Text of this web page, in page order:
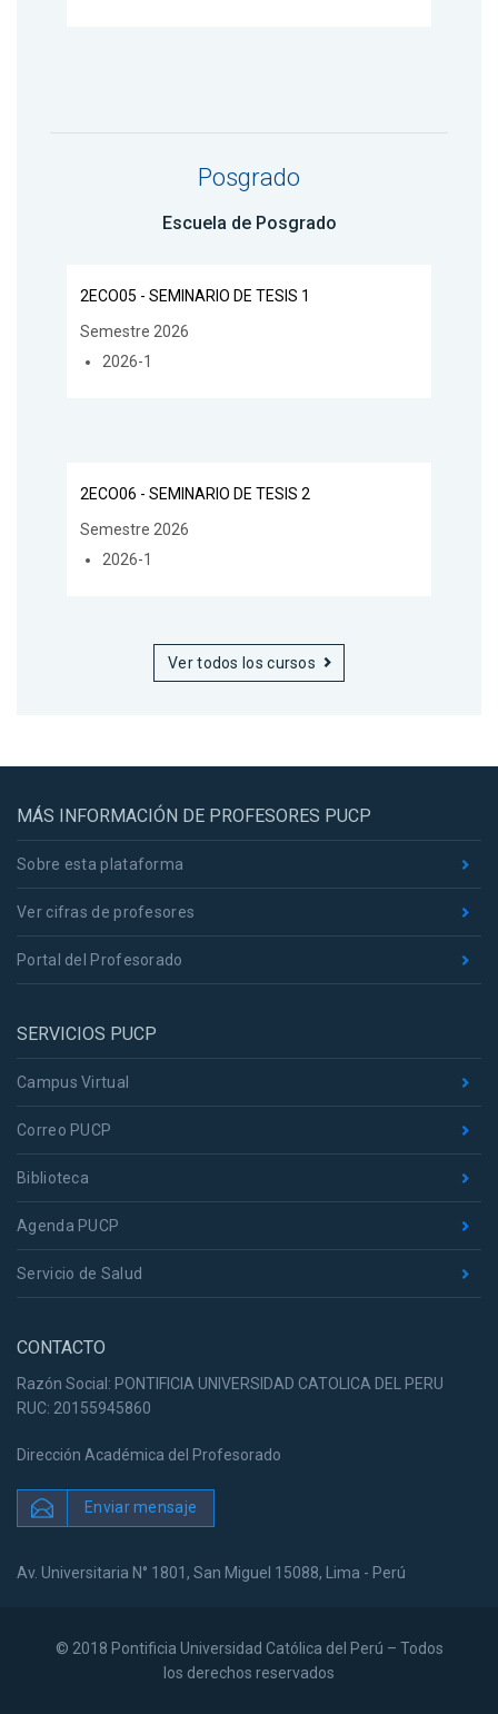
Posgrado
Escuela de Posgrado
2ECO05 - SEMINARIO DE TESIS 1
Semestre 2026
2026-1
2ECO06 - SEMINARIO DE TESIS 2
Semestre 2026
2026-1
Ver todos los cursos
MÁS INFORMACIÓN DE PROFESORES PUCP
Sobre esta plataforma
Ver cifras de profesores
Portal del Profesorado
SERVICIOS PUCP
Campus Virtual
Correo PUCP
Biblioteca
Agenda PUCP
Servicio de Salud
CONTACTO
Razón Social: PONTIFICIA UNIVERSIDAD CATOLICA DEL PERU
RUC: 20155945860
Dirección Académica del Profesorado
Enviar mensaje
Av. Universitaria N° 1801, San Miguel 15088, Lima - Perú
© 2018 Pontificia Universidad Católica del Perú – Todos
los derechos reservados